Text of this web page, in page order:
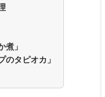
煮」
のタピオカ」